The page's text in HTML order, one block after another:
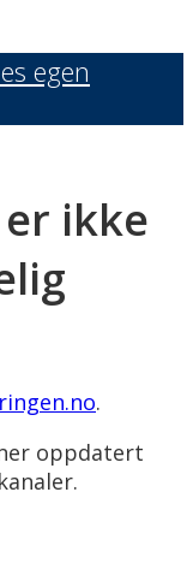
egen
ikke
.
oppdatert